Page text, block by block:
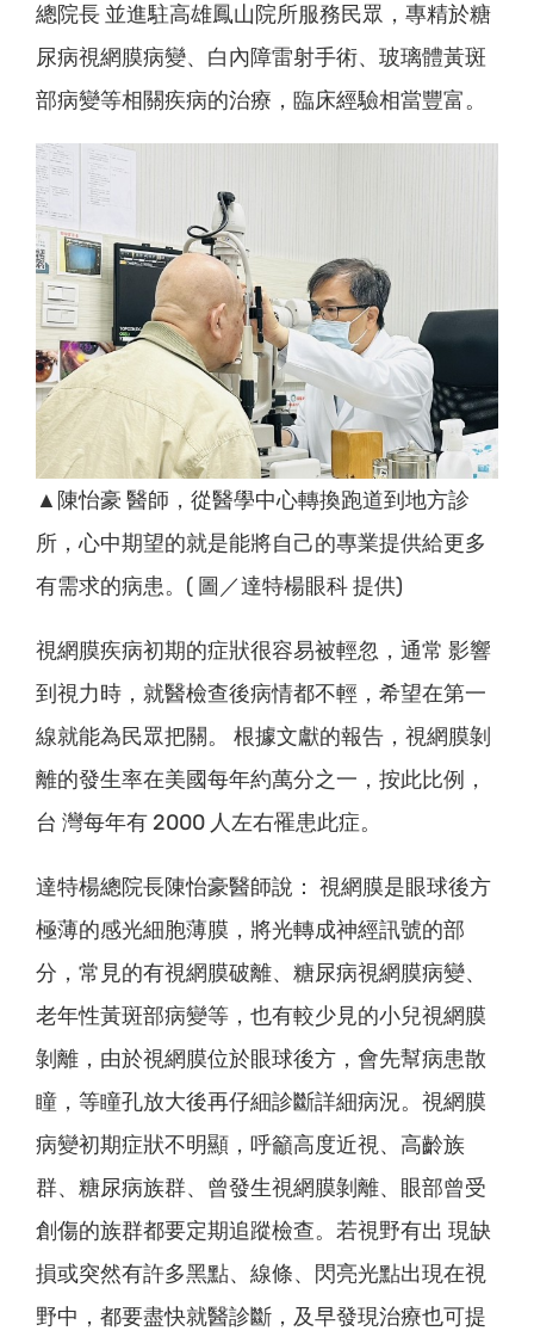
總院長 並進駐高雄鳳山院所服務民眾，專精於糖
尿病視網膜病變、白內障雷射手術、玻璃體黃斑
部病變等相關疾病的治療，臨床經驗相當豐富。
▲陳怡豪 醫師，從醫學中心轉換跑道到地方診
所，心中期望的就是能將自己的專業提供給更多
有需求的病患。( 圖／達特楊眼科 提供)
視網膜疾病初期的症狀很容易被輕忽，通常 影響
到視力時，就醫檢查後病情都不輕，希望在第一
線就能為民眾把關。 根據文獻的報告，視網膜剝
離的發生率在美國每年約萬分之一，按此比例，
台 灣每年有 2000 人左右罹患此症。
達特楊總院長陳怡豪醫師說： 視網膜是眼球後方
極薄的感光細胞薄膜，將光轉成神經訊號的部
分，常見的有視網膜破離、糖尿病視網膜病變、
老年性黃斑部病變等，也有較少見的小兒視網膜
剝離，由於視網膜位於眼球後方，會先幫病患散
瞳，等瞳孔放大後再仔細診斷詳細病況。視網膜
病變初期症狀不明顯，呼籲高度近視、高齡族
群、糖尿病族群、曾發生視網膜剝離、眼部曾受
創傷的族群都要定期追蹤檢查。若視野有出 現缺
損或突然有許多黑點、線條、閃亮光點出現在視
野中，都要盡快就醫診斷，及早發現治療也可提